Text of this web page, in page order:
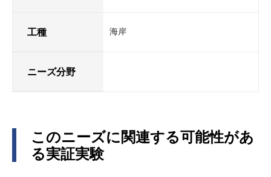
工種 海岸
ニーズ分野
このニーズに関連する可能性があ
る実証実験